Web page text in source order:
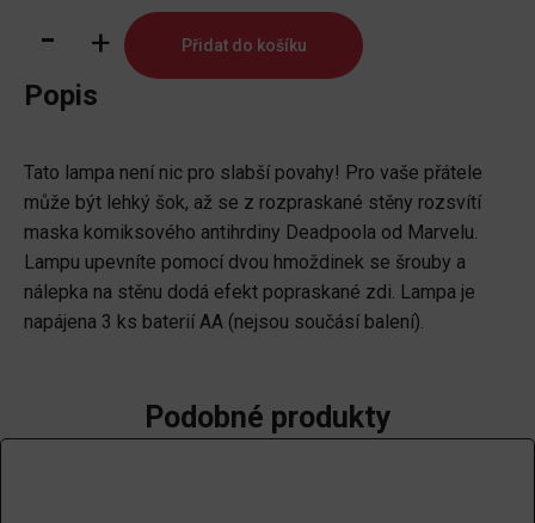
Lampa
Marvel
množství
Přidat do košíku
Popis
Tato lampa není nic pro slabší povahy! Pro vaše přátele
může být lehký šok, až se z rozpraskané stěny rozsvítí
maska komiksového antihrdiny Deadpoola od Marvelu.
Lampu upevníte pomocí dvou hmoždinek se šrouby a
nálepka na stěnu dodá efekt popraskané zdi. Lampa je
napájena 3 ks baterií AA (nejsou součásí balení).
Podobné produkty